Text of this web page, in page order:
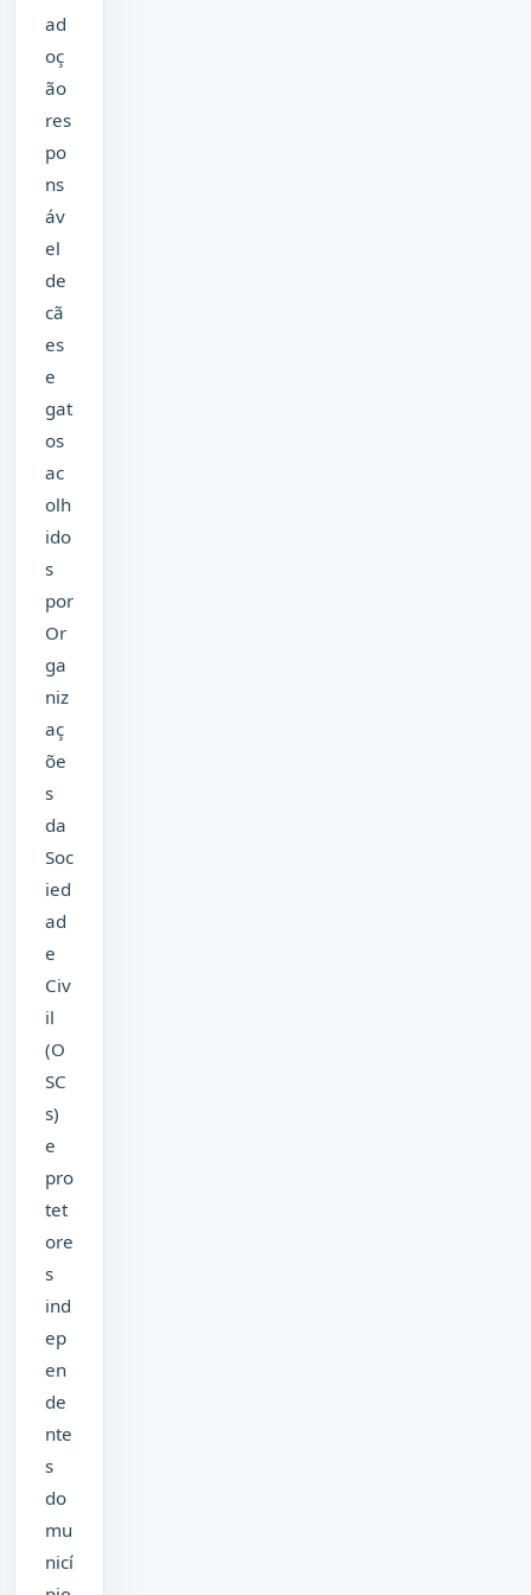
ad
oç
ão
res
po
ns
áv
el
de
cã
es
e
gat
os
ac
olh
ido
s
por
Or
ga
niz
aç
õe
s
da
Soc
ied
ad
e
Civ
il
(O
SC
s)
e
pro
tet
ore
s
ind
ep
en
de
nte
s
do
mu
nicí